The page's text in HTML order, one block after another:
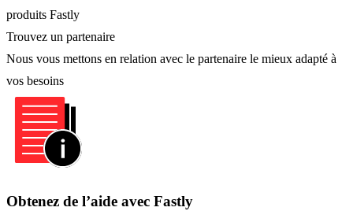
produits Fastly
Trouvez un partenaire
Nous vous mettons en relation avec le partenaire le mieux adapté à
vos besoins
Obtenez de l’aide avec Fastly